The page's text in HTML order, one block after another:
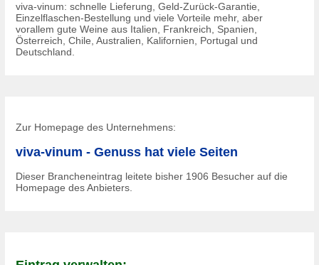
viva-vinum: schnelle Lieferung, Geld-Zurück-Garantie,
Einzelflaschen-Bestellung und viele Vorteile mehr, aber
vorallem gute Weine aus Italien, Frankreich, Spanien,
Österreich, Chile, Australien, Kalifornien, Portugal und
Deutschland.
Zur Homepage des Unternehmens:
viva-vinum - Genuss hat viele Seiten
Dieser Brancheneintrag leitete bisher 1906 Besucher auf die
Homepage des Anbieters.